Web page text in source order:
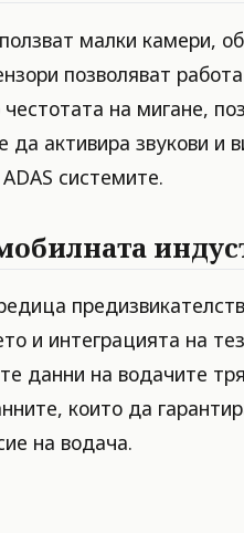
малки камери,
позволяват
на мигане,
активира звукови и
системите.
и интеграцията на
данни на водачите
които да
на водача.